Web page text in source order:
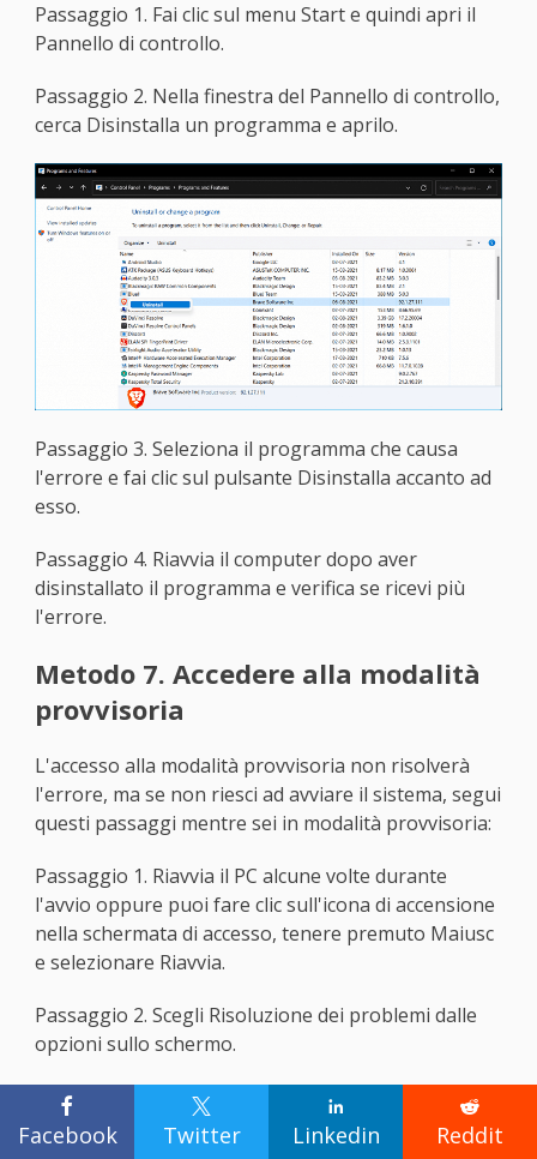

Facebook

Twitter

Linkedin

Reddit
Passaggio 1. Fai clic sul menu Start e quindi apri il
Pannello di controllo.
Passaggio 2. Nella finestra del Pannello di controllo,
cerca Disinstalla un programma e aprilo.
Passaggio 3. Seleziona il programma che causa
l'errore e fai clic sul pulsante Disinstalla accanto ad
esso.
Passaggio 4. Riavvia il computer dopo aver
disinstallato il programma e verifica se ricevi più
l'errore.
Metodo 7. Accedere alla modalità
provvisoria
L'accesso alla modalità provvisoria non risolverà
l'errore, ma se non riesci ad avviare il sistema, segui
questi passaggi mentre sei in modalità provvisoria:
Passaggio 1. Riavvia il PC alcune volte durante
l'avvio oppure puoi fare clic sull'icona di accensione
nella schermata di accesso, tenere premuto Maiusc
e selezionare Riavvia.
Passaggio 2. Scegli Risoluzione dei problemi dalle
opzioni sullo schermo.
Passaggio 3. Vai su Opzioni avanzate >
Impostazioni di avvio > Pulsante Riavvia.